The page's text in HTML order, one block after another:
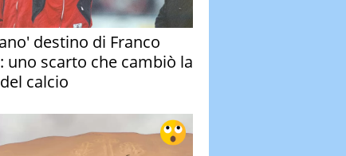
destino di Franco
uno scarto che cambiò la
calcio